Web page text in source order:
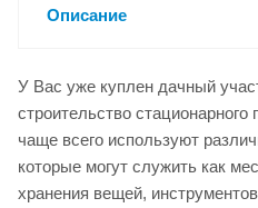
Описание
У Вас уже куплен дачный
строительство
чаще всего используют
которые могут служить как
хранения вещей,